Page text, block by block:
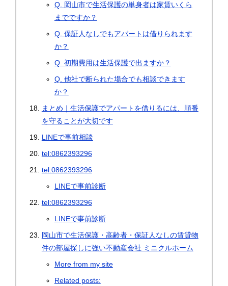
Q. 岡山市で生活保護の単身者は家賃いくら
までですか？
Q. 保証人なしでもアパートは借りられます
か？
Q. 初期費用は生活保護で出ますか？
Q. 他社で断られた場合でも相談できます
か？
まとめ｜生活保護でアパートを借りるには、順番
を守ることが大切です
LINEで事前相談
tel:0862393296
tel:0862393296
LINEで事前診断
tel:0862393296
LINEで事前診断
岡山市で生活保護・高齢者・保証人なしの賃貸物
件の部屋探しに強い不動産会社 ミニクルホーム
More from my site
Related posts: